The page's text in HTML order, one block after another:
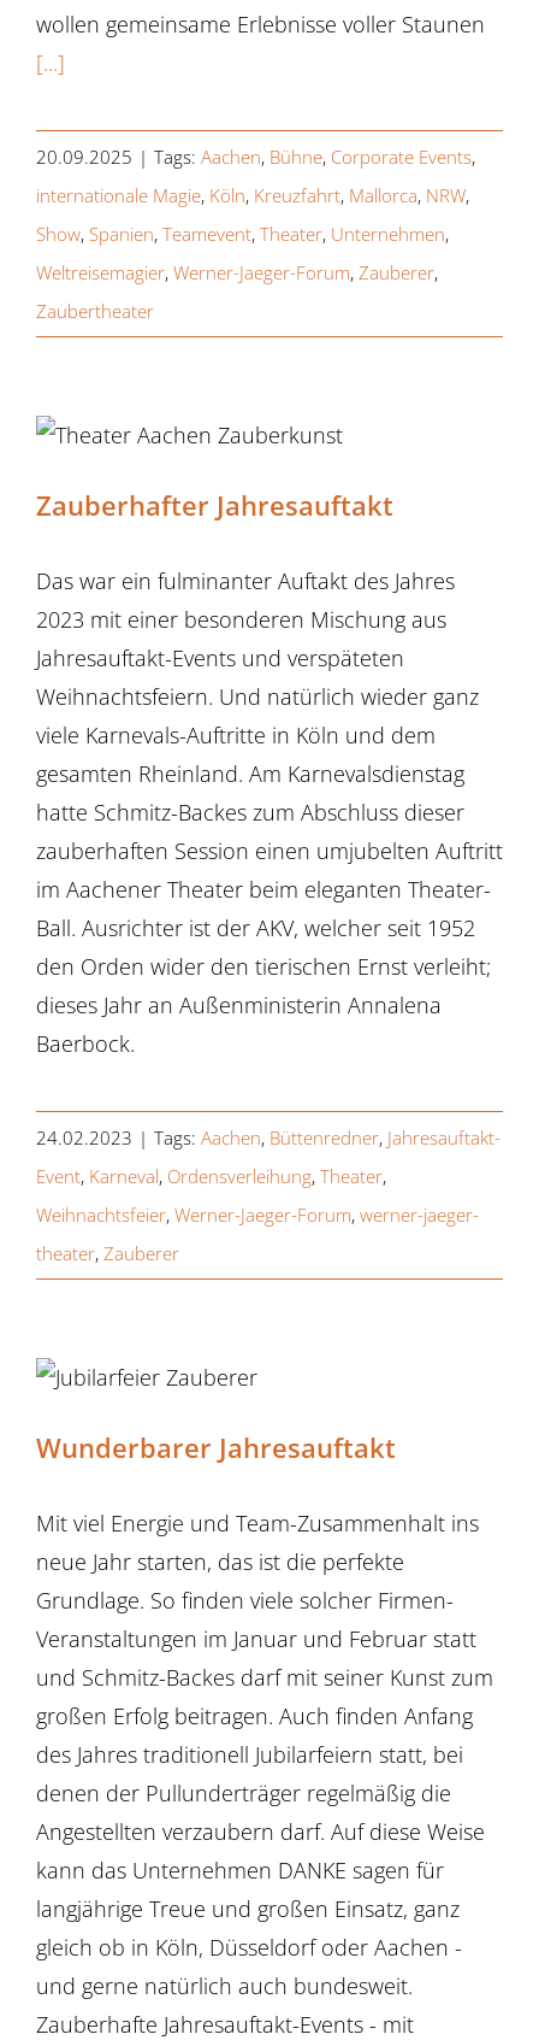
wollen gemeinsame Erlebnisse voller Staunen
[...]
20.09.2025 | Tags: Aachen, Bühne, Corporate Events,
internationale Magie, Köln, Kreuzfahrt, Mallorca, NRW,
Show, Spanien, Teamevent, Theater, Unternehmen,
Weltreisemagier, Werner-Jaeger-Forum, Zauberer,
Zaubertheater
Zauberhafter Jahresauftakt
Das war ein fulminanter Auftakt des Jahres
2023 mit einer besonderen Mischung aus
Jahresauftakt-Events und verspäteten
Weihnachtsfeiern. Und natürlich wieder ganz
viele Karnevals-Auftritte in Köln und dem
gesamten Rheinland. Am Karnevalsdienstag
hatte Schmitz-Backes zum Abschluss dieser
zauberhaften Session einen umjubelten Auftritt
im Aachener Theater beim eleganten Theater-
Ball. Ausrichter ist der AKV, welcher seit 1952
den Orden wider den tierischen Ernst verleiht;
dieses Jahr an Außenministerin Annalena
Baerbock.
24.02.2023 | Tags: Aachen, Büttenredner, Jahresauftakt-
Event, Karneval, Ordensverleihung, Theater,
Weihnachtsfeier, Werner-Jaeger-Forum, werner-jaeger-
theater, Zauberer
Wunderbarer Jahresauftakt
Mit viel Energie und Team-Zusammenhalt ins
neue Jahr starten, das ist die perfekte
Grundlage. So finden viele solcher Firmen-
Veranstaltungen im Januar und Februar statt
und Schmitz-Backes darf mit seiner Kunst zum
großen Erfolg beitragen. Auch finden Anfang
des Jahres traditionell Jubilarfeiern statt, bei
denen der Pullunderträger regelmäßig die
Angestellten verzaubern darf. Auf diese Weise
kann das Unternehmen DANKE sagen für
langjährige Treue und großen Einsatz, ganz
gleich ob in Köln, Düsseldorf oder Aachen -
und gerne natürlich auch bundesweit.
Zauberhafte Jahresauftakt-Events - mit